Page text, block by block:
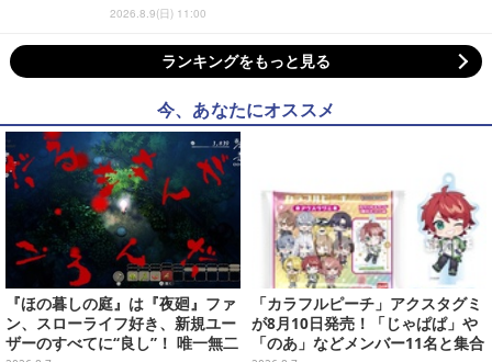
2026.8.9(日) 11:00
ランキングをもっと見る
今、あなたにオススメ
『ほの暮しの庭』は『夜廻』ファ
ン、スローライフ好き、新規ユー
ザーのすべてに“良し”！ 唯一無二
「カラフルピーチ」アクスタグミ
が8月10日発売！「じゃぱぱ」や
「のあ」などメンバー11名と集合